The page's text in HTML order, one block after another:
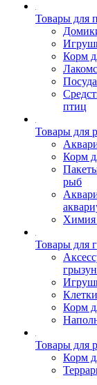
Товары для
Корм
птиц
Товары для
Корм
рыб
Химия
Товары для
Корм
Товары для
Корм